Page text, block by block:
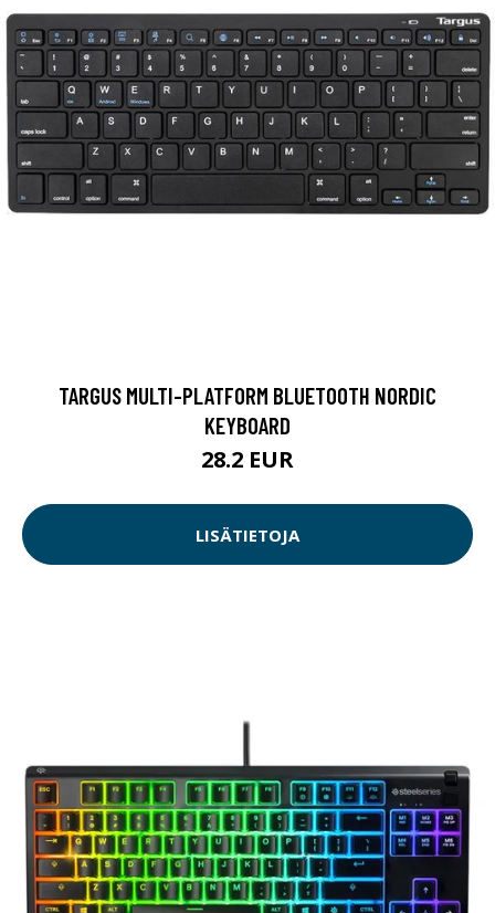
TARGUS MULTI-PLATFORM BLUETOOTH NORDIC
KEYBOARD
28.2 EUR
LISÄTIETOJA